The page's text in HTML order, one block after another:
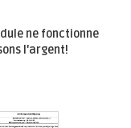
ne fonctionne
l'argent!